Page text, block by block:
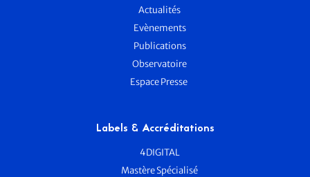
Actualités
Evènements
Publications
Observatoire
Espace Presse
Labels & Accréditations
4DIGITAL
Mastère Spécialisé